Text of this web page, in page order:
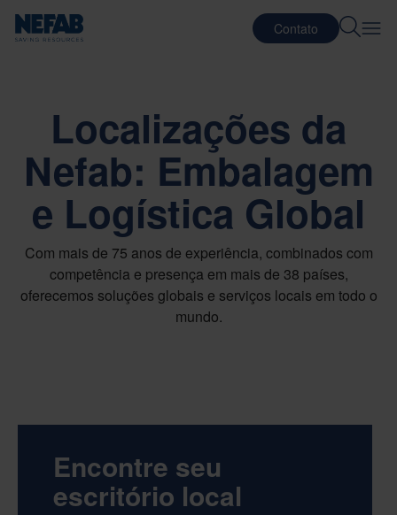
Contato
Localizações da
Nefab: Embalagem
e Logística Global
Com mais de 75 anos de experiência, combinados com
competência e presença em mais de 38 países,
oferecemos soluções globais e serviços locais em todo o
mundo.
Encontre seu
escritório local